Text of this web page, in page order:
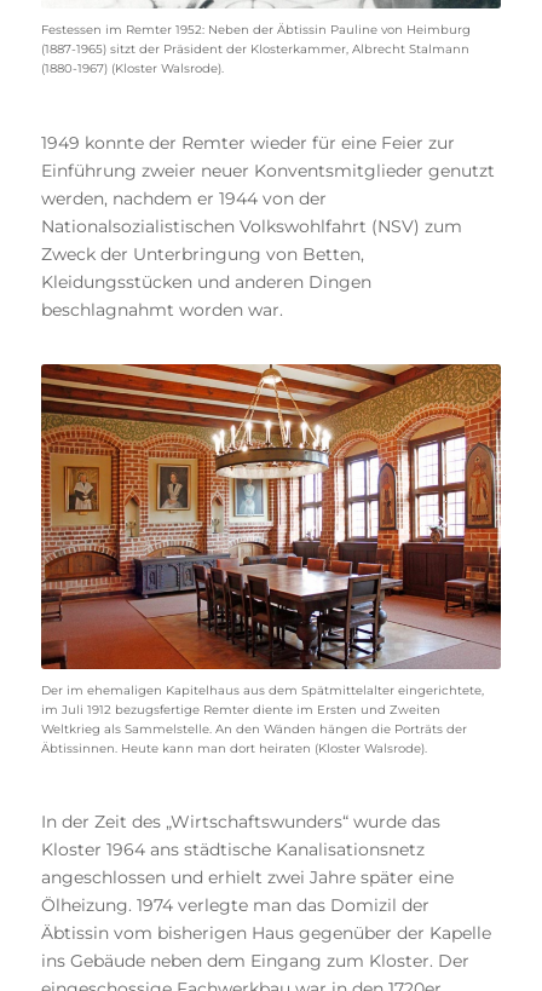
Festessen im Remter 1952: Neben der Äbtissin Pauline von Heimburg
(1887-1965) sitzt der Präsident der Klosterkammer, Albrecht Stalmann
(1880-1967) (Kloster Walsrode).
1949 konnte der Remter wieder für eine Feier zur
Einführung zweier neuer Konventsmitglieder genutzt
werden, nachdem er 1944 von der
Nationalsozialistischen Volkswohlfahrt (NSV) zum
Zweck der Unterbringung von Betten,
Kleidungsstücken und anderen Dingen
beschlagnahmt worden war.
Der im ehemaligen Kapitelhaus aus dem Spätmittelalter eingerichtete,
im Juli 1912 bezugsfertige Remter diente im Ersten und Zweiten
Weltkrieg als Sammelstelle. An den Wänden hängen die Porträts der
Äbtissinnen. Heute kann man dort heiraten (Kloster Walsrode).
In der Zeit des „Wirtschaftswunders“ wurde das
Kloster 1964 ans städtische Kanalisationsnetz
angeschlossen und erhielt zwei Jahre später eine
Ölheizung. 1974 verlegte man das Domizil der
Äbtissin vom bisherigen Haus gegenüber der Kapelle
ins Gebäude neben dem Eingang zum Kloster. Der